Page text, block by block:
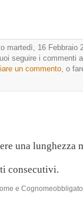
martedì, 16 Febbraio
seguire i commenti
un commento , o
una lunghezza
consecutivi.
e